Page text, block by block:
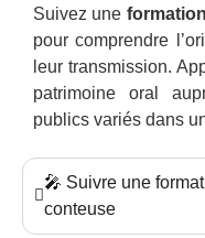
Suivez une
pour comprendre
leur transmission.
patrimoine oral
publics variés dans
🎤 Suivre une
conteuse